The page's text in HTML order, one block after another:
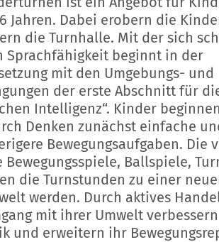
Jahren. Dabei erobern die
die Turnhalle. Mit der sich
Sprachfähigkeit beginnt in der
mit den Umgebungs- und
der erste Abschnitt für
Intelligenz“. Kinder
Denken zunächst einfache
Bewegungsaufgaben. Die
Bewegungsspiele, Ballspiele,
die Turnstunden zu einer
werden. Durch aktives
mit ihrer Umwelt
und erweitern ihr